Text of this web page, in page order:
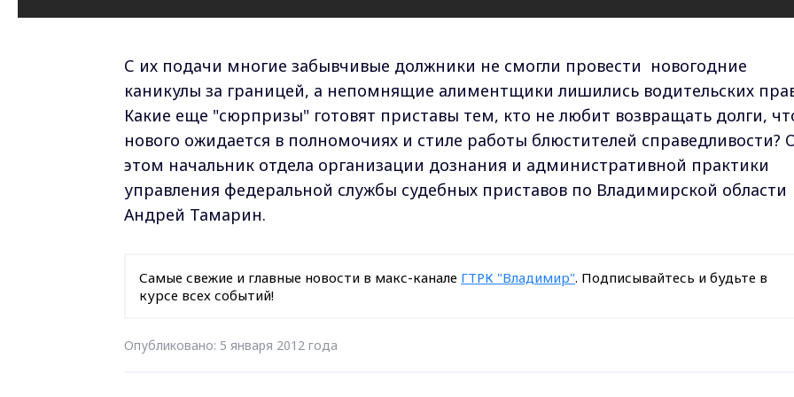
С их подачи многие забывчивые должники не смогли провести новогодние
каникулы за границей, а непомнящие алиментщики лишились водительских
Какие еще "сюрпризы" готовят приставы тем, кто не любит возвращать долги,
нового ожидается в полномочиях и стиле работы блюстителей справедливости?
этом начальник отдела организации дознания и административной практики
управления федеральной службы судебных приставов по Владимирской области
Андрей Тамарин.
Самые свежие и главные новости в макс-канале ГТРК "Владимир". Подписывайтесь и будьте в
курсе всех событий!
Опубликовано: 5 января 2012 года